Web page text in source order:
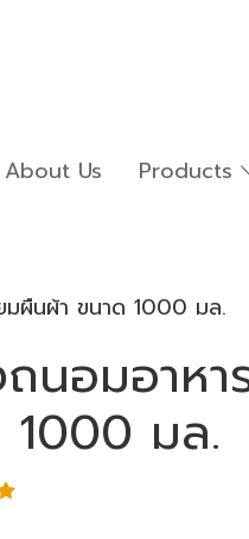
About Us Products
ผืนผ้า ขนาด 1000 มล.
นอมอาห
1000 มล.